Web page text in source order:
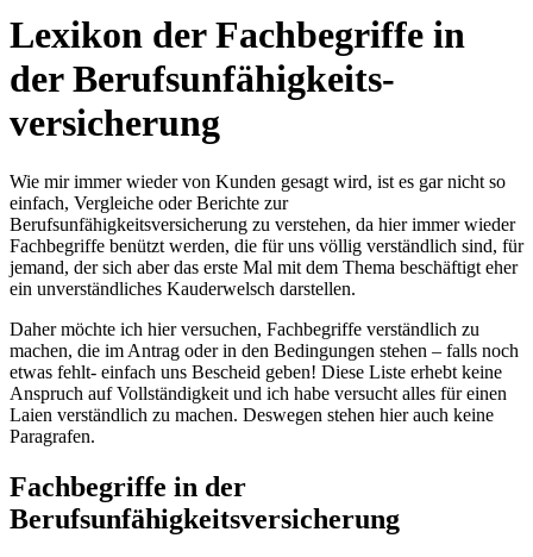
Lexikon der Fachbegriffe in
der Berufsunfähigkeits­
versicherung
Wie mir immer wieder von Kunden gesagt wird, ist es gar nicht so
einfach, Vergleiche oder Berichte zur
Berufsunfähigkeitsversicherung zu verstehen, da hier immer wieder
Fachbegriffe benützt werden, die für uns völlig verständlich sind, für
jemand, der sich aber das erste Mal mit dem Thema beschäftigt eher
ein unverständliches Kauderwelsch darstellen.
Daher möchte ich hier versuchen, Fachbegriffe verständlich zu
machen, die im Antrag oder in den Bedingungen stehen – falls noch
etwas fehlt- einfach uns Bescheid geben! Diese Liste erhebt keine
Anspruch auf Vollständigkeit und ich habe versucht alles für einen
Laien verständlich zu machen. Deswegen stehen hier auch keine
Paragrafen.
Fachbegriffe in der
Berufsunfähigkeitsversicherung